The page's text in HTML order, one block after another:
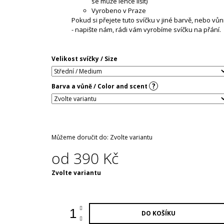
Vyrobeno v Praze
Pokud si přejete tuto svíčku v jiné barvě, nebo
- napište nám, rádi vám vyrobíme svíčku na přání.
Velikost svíčky / Size
Barva a vůně / Color and scent ?
Můžeme doručit do: Zvolte variantu
od 390 Kč
Měrná
Zvolte variantu
DO KOŠÍKU